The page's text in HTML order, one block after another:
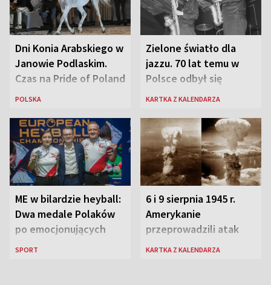
Dni Konia Arabskiego w
Janowie Podlaskim.
Czas na Pride of Poland
POLSKA
Zielone światło dla
jazzu. 70 lat temu w
Polsce odbył się
pierwszy festiwal
KARTKA Z KALENDARZA
ME w bilardzie heyball:
Dwa medale Polaków
po emocjonujących
finałach w Kielcach
SPORT
6 i 9 sierpnia 1945 r.
Amerykanie
przeprowadzili atak
atomowy na Hiroszimę
KARTKA Z KALENDARZA